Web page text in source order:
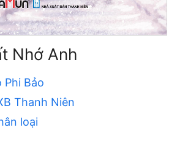
Nhớ Anh
Phi Bảo
Thanh Niên
loại